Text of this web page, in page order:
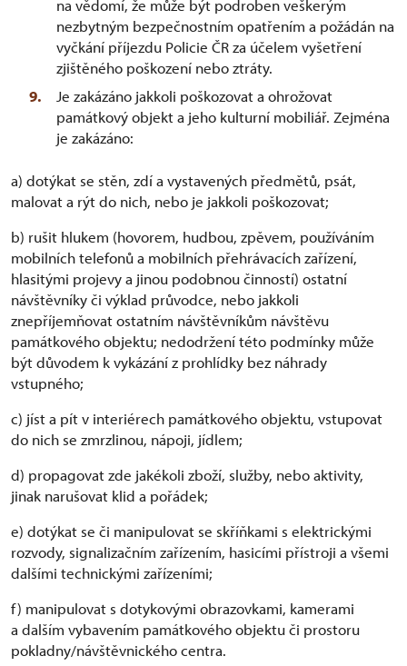
na vědomí, že může být podroben veškerým
nezbytným bezpečnostním opatřením a požádán na
vyčkání příjezdu Policie ČR za účelem vyšetření
zjištěného poškození nebo ztráty.
Je zakázáno jakkoli poškozovat a ohrožovat
památkový objekt a jeho kulturní mobiliář. Zejména
je zakázáno:
a) dotýkat se stěn, zdí a vystavených předmětů, psát,
malovat a rýt do nich, nebo je jakkoli poškozovat;
b) rušit hlukem (hovorem, hudbou, zpěvem, používáním
mobilních telefonů a mobilních přehrávacích zařízení,
hlasitými projevy a jinou podobnou činností) ostatní
návštěvníky či výklad průvodce, nebo jakkoli
znepříjemňovat ostatním návštěvníkům návštěvu
památkového objektu; nedodržení této podmínky může
být důvodem k vykázání z prohlídky bez náhrady
vstupného;
c) jíst a pít v interiérech památkového objektu, vstupovat
do nich se zmrzlinou, nápoji, jídlem;
d) propagovat zde jakékoli zboží, služby, nebo aktivity,
jinak narušovat klid a pořádek;
e) dotýkat se či manipulovat se skříňkami s elektrickými
rozvody, signalizačním zařízením, hasicími přístroji a všemi
dalšími technickými zařízeními;
f) manipulovat s dotykovými obrazovkami, kamerami
a dalším vybavením památkového objektu či prostoru
pokladny/návštěvnického centra.